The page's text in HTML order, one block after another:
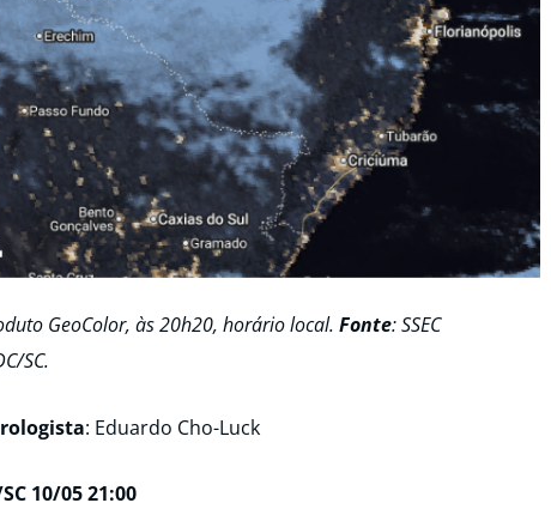
GeoColor, às 20h20, horário local. Fonte: SSEC
SC.
: Eduardo Cho-Luck
10/05 21:00